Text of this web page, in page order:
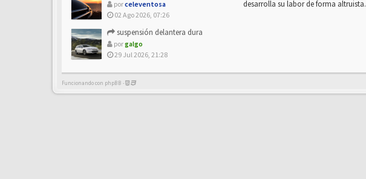
porceleventosa
02 Ago 2026, 07:26
suspensión delantera dura
porgalgo
29 Jul 2026, 21:28
desarrolla su labor de forma altruista.
Funcionando con phpBB -